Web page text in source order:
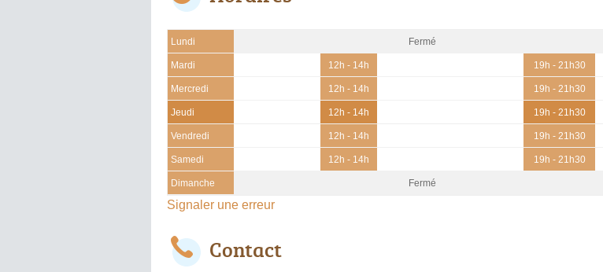
Lundi Fermé
Mardi 12h - 14h 19h - 21h30
Mercredi 12h - 14h 19h - 21h30
Jeudi 12h - 14h 19h - 21h30
Vendredi 12h - 14h 19h - 21h30
Samedi 12h - 14h 19h - 21h30
Dimanche Fermé
Signaler une erreur
Contact